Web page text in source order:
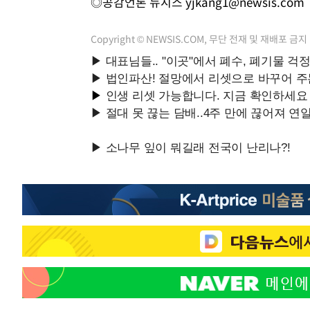
Copyright © NEWSIS.COM, 무단 전재 및 재배포 금지